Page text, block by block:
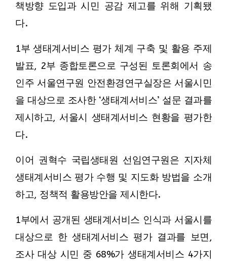
책방향 도입과 시민 공감 제고를 위해 기획됐
다.
1부 생태계서비스 평가 체계 구축 및 활용 주제
발표, 2부 종합토론으로 구성된 토론회에서 송
인주 서울연구원 안전환경연구실장은 서울시민
을 대상으로 조사한 ‘생태계서비스’ 설문 결과를
제시하고, 서울시 생태계서비스 현황을 평가한
다.
이어 권혁수 국립생태원 선임연구원은 지자체
생태계서비스 평가 수행 및 지도화 방법을 소개
하고, 정책적 활용방안을 제시한다.
1부에서 공개된 생태계서비스 인식과 서울시를
대상으로 한 생태계서비스 평가 결과를 보면,
조사 대상 시민 중 68%가 생태계서비스 4가지